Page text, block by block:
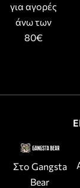
για αγορές
άνω των
80€
Στο Gangsta
Bear